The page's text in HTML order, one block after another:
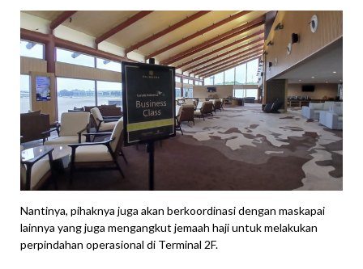
Nantinya, pihaknya juga akan berkoordinasi dengan maskapai
lainnya yang juga mengangkut jemaah haji untuk melakukan
perpindahan operasional di Terminal 2F.